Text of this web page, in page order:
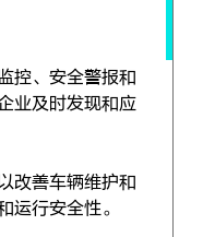
控、安全警报和
业及时发现和应
改善车辆维护和
运行安全性。